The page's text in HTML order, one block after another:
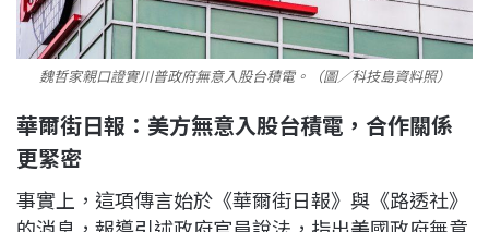
魏哲家親口證實川普政府無意入股台積電。（圖／科技島資料照）
華爾街日報：美方無意入股台積電，合作關係
更緊密
事實上，這項傳言始於《華爾街日報》與《路透社》